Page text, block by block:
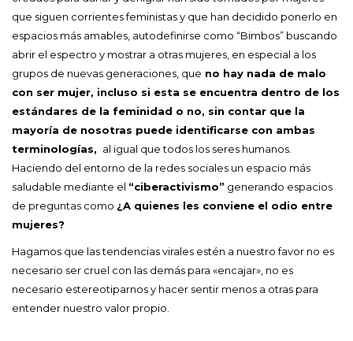
que siguen corrientes feministas y que han decidido ponerlo en
espacios más amables, autodefinirse como “Bimbos” buscando
abrir el espectro y mostrar a otras mujeres, en especial a los
grupos de nuevas generaciones, que no hay nada de malo
con ser mujer, incluso si esta se encuentra dentro de los
estándares de la feminidad o no, sin contar que la
mayoría de nosotras puede identificarse con ambas
terminologías, al igual que todos los seres humanos.
Haciendo del entorno de la redes sociales un espacio más
saludable mediante el “ciberactivismo” generando espacios
de preguntas como ¿A quienes les conviene el odio entre
mujeres?
Hagamos que las tendencias virales estén a nuestro favor no es
necesario ser cruel con las demás para «encajar», no es
necesario estereotiparnos y hacer sentir menos a otras para
entender nuestro valor propio.